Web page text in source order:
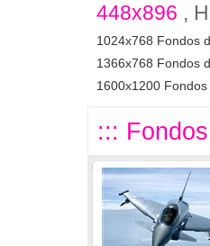
448x896 ,
1024x768 Fondos
1366x768 Fondos
1600x1200
:::